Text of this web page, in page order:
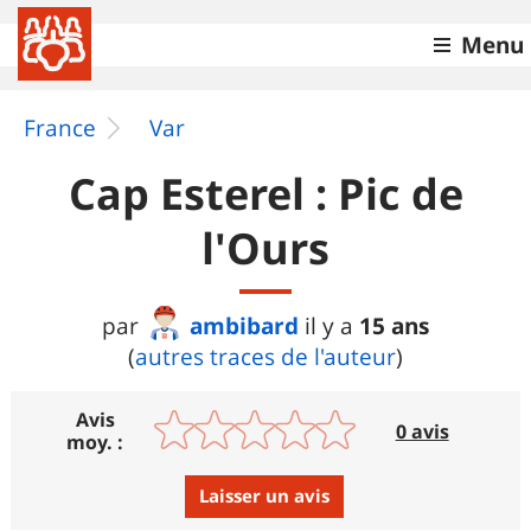
Menu
France Var
Cap Esterel : Pic de
l'Ours
par ambibard il y a 15 ans
(autres traces de l'auteur)
Avis
moy. :
0 avis
Laisser un avis